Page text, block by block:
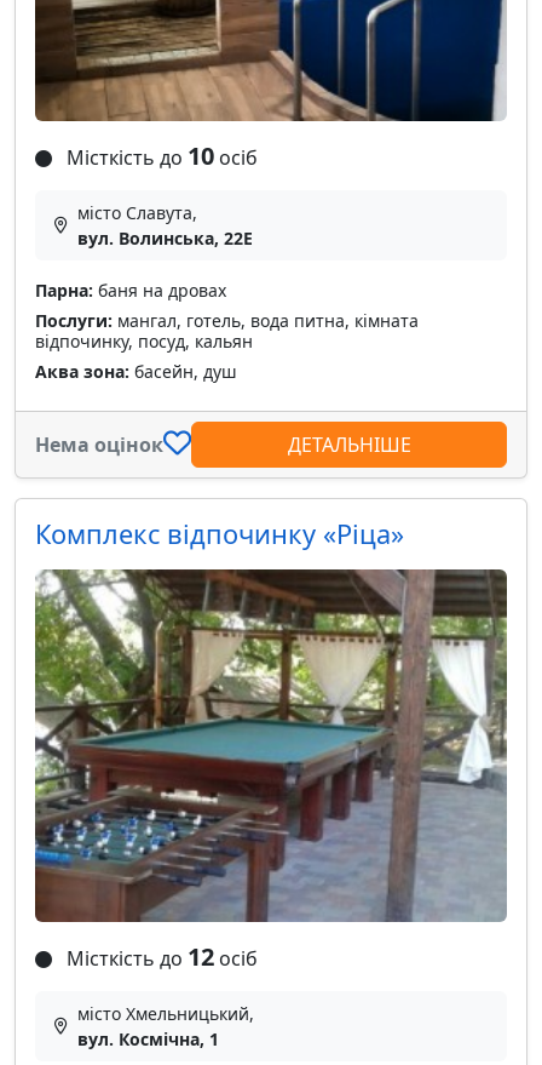
Місткість до 10 осіб
місто Славута,
вул. Волинська, 22Е
Парна: баня на дровах
Послуги: мангал, готель, вода питна, кімната
відпочинку, посуд, кальян
Аква зона: басейн, душ
Нема оцінок ДЕТАЛЬНІШЕ
Комплекс відпочинку «Ріца»
Місткість до 12 осіб
місто Хмельницький,
вул. Космічна, 1